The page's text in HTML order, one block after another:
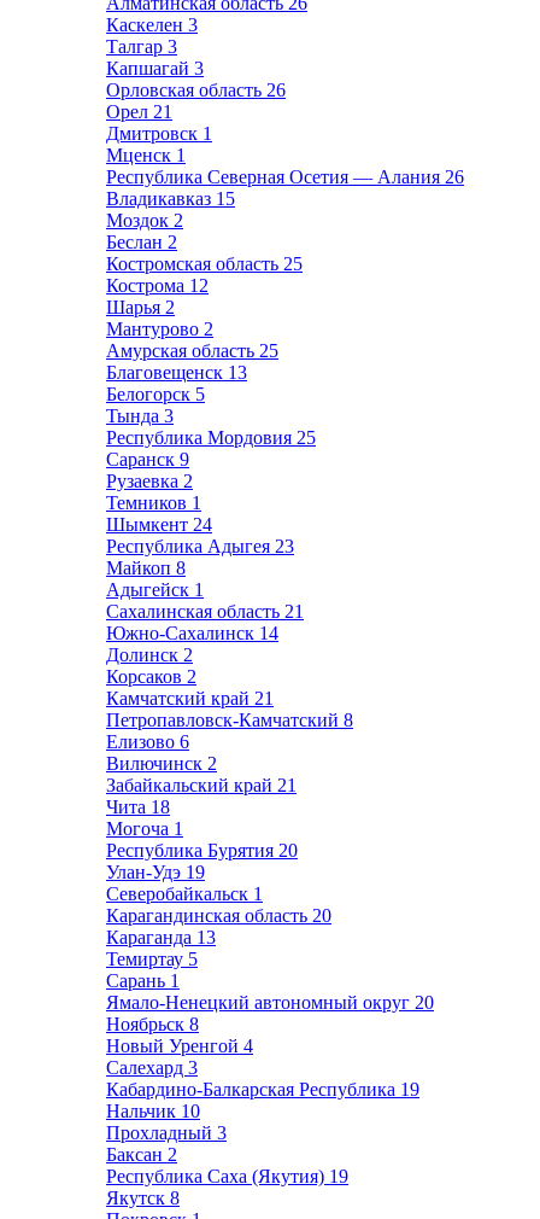
Каскелен 3
Талгар 3
Капшагай 3
Орловская область 26
Орел 21
Дмитровск 1
Мценск 1
Республика Северная Осетия — Алания 26
Владикавказ 15
Моздок 2
Беслан 2
Костромская область 25
Кострома 12
Шарья 2
Мантурово 2
Амурская область 25
Благовещенск 13
Белогорск 5
Тында 3
Республика Мордовия 25
Саранск 9
Рузаевка 2
Темников 1
Шымкент 24
Республика Адыгея 23
Майкоп 8
Адыгейск 1
Сахалинская область 21
Южно-Сахалинск 14
Долинск 2
Корсаков 2
Камчатский край 21
Петропавловск-Камчатский 8
Елизово 6
Вилючинск 2
Забайкальский край 21
Чита 18
Могоча 1
Республика Бурятия 20
Улан-Удэ 19
Северобайкальск 1
Карагандинская область 20
Караганда 13
Темиртау 5
Сарань 1
Ямало-Ненецкий автономный округ 20
Ноябрьск 8
Новый Уренгой 4
Салехард 3
Кабардино-Балкарская Республика 19
Нальчик 10
Прохладный 3
Баксан 2
Республика Саха (Якутия) 19
Якутск 8